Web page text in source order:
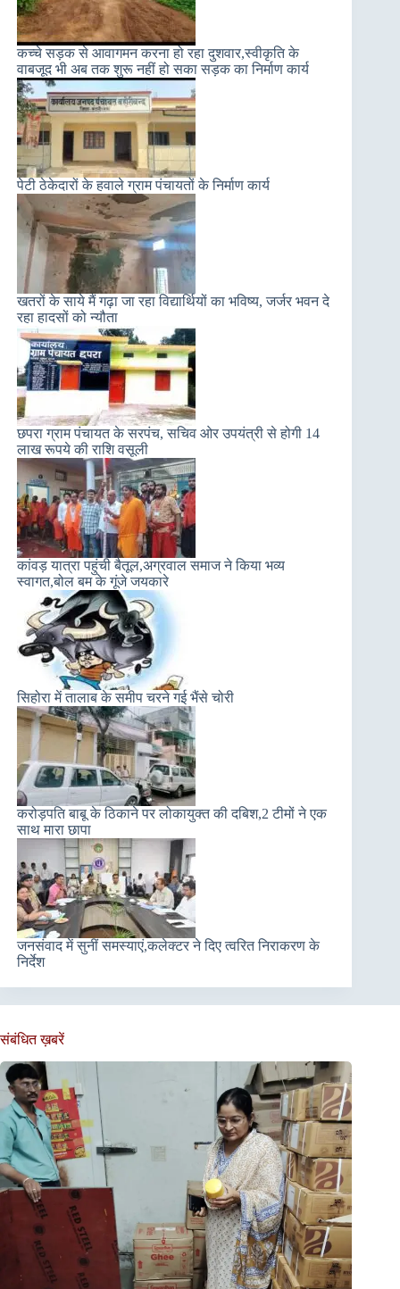
कच्चे सड़क से आवागमन करना हो रहा दुशवार,स्वीकृति के
वाबजूद भी अब तक शुरू नहीं हो सका सड़क का निर्माण कार्य
पेटी ठेकेदारों के हवाले ग्राम पंचायतों के निर्माण कार्य
खतरों के साये मैं गढ़ा जा रहा विद्यार्थियों का भविष्य, जर्जर भवन दे
रहा हादसों को न्यौता
छपरा ग्राम पंचायत के सरपंच, सचिव ओर उपयंत्री से होगी 14
लाख रूपये की राशि वसूली
कांवड़ यात्रा पहुंची बैतूल,अग्रवाल समाज ने किया भव्य
स्वागत,बोल बम के गूंजे जयकारे
सिहोरा में तालाब के समीप चरने गई भैंसे चोरी
करोड़पति बाबू के ठिकाने पर लोकायुक्त की दबिश,2 टीमों ने एक
साथ मारा छापा
जनसंवाद में सुनीं समस्याएं,कलेक्टर ने दिए त्वरित निराकरण के
निर्देश
संबंधित ख़बरें